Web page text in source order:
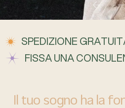
SPEDIZIONE
FISSA UNA
Il tuo sogno ha la